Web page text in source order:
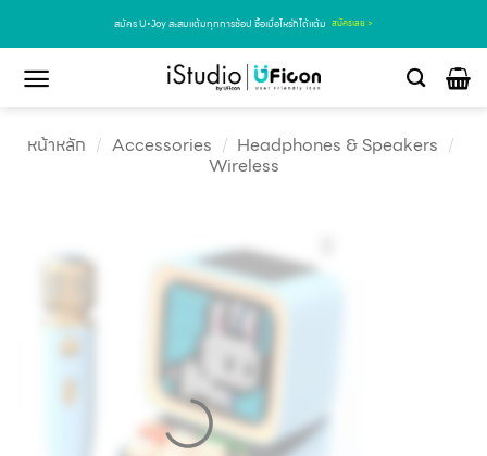
สมัคร U•Joy สะสมแต้มทุกการช้อป ซื้อเมื่อไหร่ก็ได้แต้ม สมัครเลย >
หน้าหลัก / Accessories / Headphones & Speakers /
Wireless